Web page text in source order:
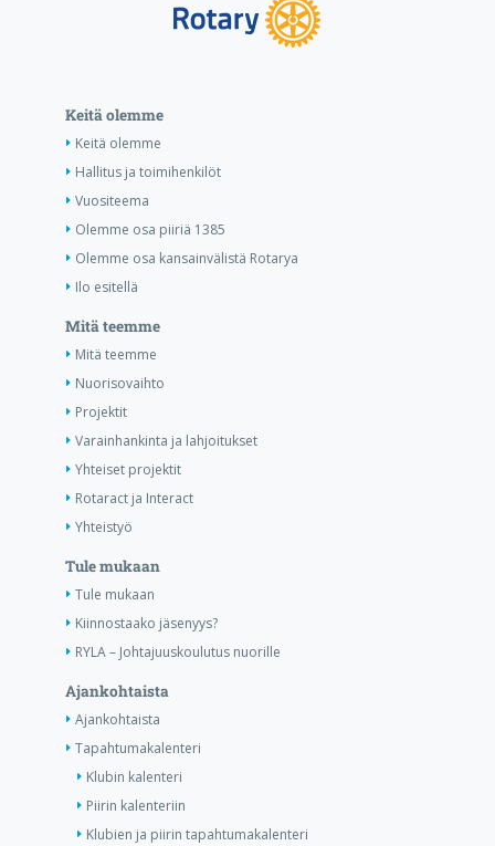
Keitä olemme
Keitä olemme
Hallitus ja toimihenkilöt
Vuositeema
Olemme osa piiriä 1385
Olemme osa kansainvälistä Rotarya
Ilo esitellä
Mitä teemme
Mitä teemme
Nuorisovaihto
Projektit
Varainhankinta ja lahjoitukset
Yhteiset projektit
Rotaract ja Interact
Yhteistyö
Tule mukaan
Tule mukaan
Kiinnostaako jäsenyys?
RYLA – Johtajuuskoulutus nuorille
Ajankohtaista
Ajankohtaista
Tapahtumakalenteri
Klubin kalenteri
Piirin kalenteriin
Klubien ja piirin tapahtumakalenteri